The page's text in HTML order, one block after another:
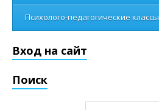
Психолого-педагогические классы
Вход на сайт
Поиск